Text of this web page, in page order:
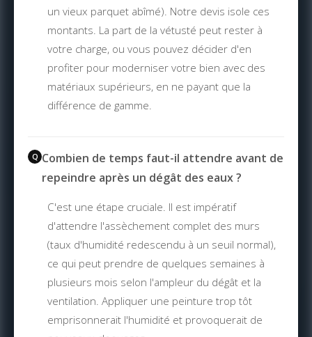
un vieux parquet abîmé). Notre devis isole ces
montants. La part de la vétusté peut rester à
votre charge, ou vous pouvez décider d'en
profiter pour moderniser votre bien avec des
matériaux supérieurs, en ne payant que la
différence de gamme.
Combien de temps faut-il attendre avant de
repeindre après un dégât des eaux ?
C'est une étape cruciale. Il est impératif
d'attendre l'assèchement complet des murs
(taux d'humidité redescendu à un seuil normal),
ce qui peut prendre de quelques semaines à
plusieurs mois selon l'ampleur du dégât et la
ventilation. Appliquer une peinture trop tôt
emprisonnerait l'humidité et provoquerait de